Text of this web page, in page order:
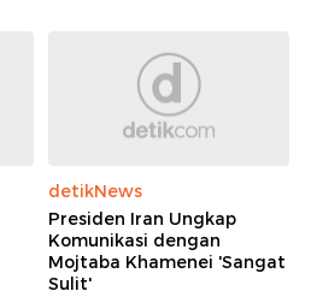
detikNews
Presiden Iran Ungkap
Komunikasi dengan
Mojtaba Khamenei 'Sangat
Sulit'